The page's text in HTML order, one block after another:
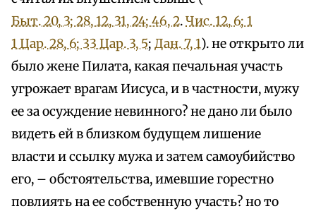
Быт. 20, 3; 28, 12, 31, 24; 46, 2.Чис. 12, 6; 1
1 Цар. 28, 6; 33 Цар. 3, 5; Дан. 7, 1). не открыто ли
было жене Пилата, какая печальная участь
угрожает врагам Иисуса, и в частности, мужу
ее за осуждение невинного? не дано ли было
видеть ей в близком будущем лишение
власти и ссылку мужа и затем самоубийство
его, – обстоятельства, имевшие горестно
повлиять на ее собственную участь? но то